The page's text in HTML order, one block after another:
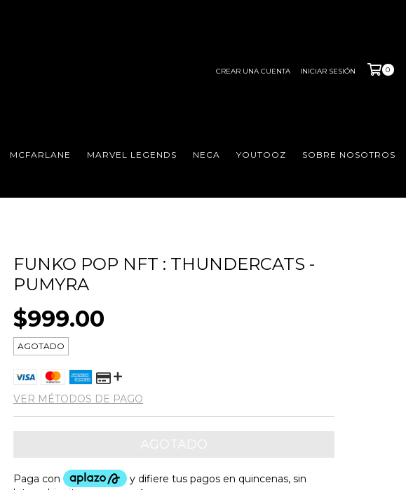
CREAR UNA CUENTA INICIAR SESIÓN 0
MCFARLANE MARVEL LEGENDS NECA YOUTOOZ SOBRE NOSOTROS
FUNKO POP NFT : THUNDERCATS -
PUMYRA
$999.00
AGOTADO
VER MÉTODOS DE PAGO